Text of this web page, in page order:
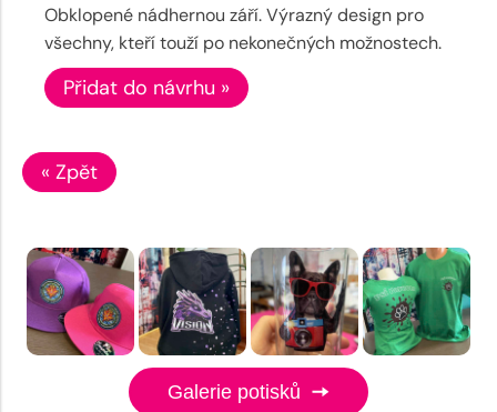
Obklopené nádhernou září. Výrazný design pro
všechny, kteří touží po nekonečných možnostech.
Přidat do návrhu »
« Zpět
Galerie potisků